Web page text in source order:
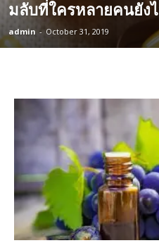
มลับที่ใครหลายคนยัง
admin - October 31, 2019